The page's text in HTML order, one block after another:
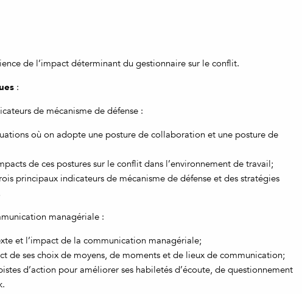
de l’impact déterminant du gestionnaire sur le conflit.
:
de mécanisme de défense :
où on adopte une posture de collaboration et une posture de
de ces postures sur le conflit dans l’environnement de travail;
principaux indicateurs de mécanisme de défense et des stratégies
managériale :
et l’impact de la communication managériale;
de ses choix de moyens, de moments et de lieux de communication;
d’action pour améliorer ses habiletés d’écoute, de questionnement